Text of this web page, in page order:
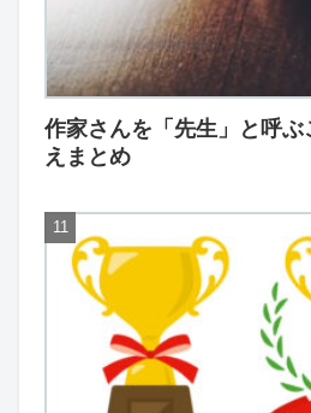
作家さんを「先生」と呼
えまとめ